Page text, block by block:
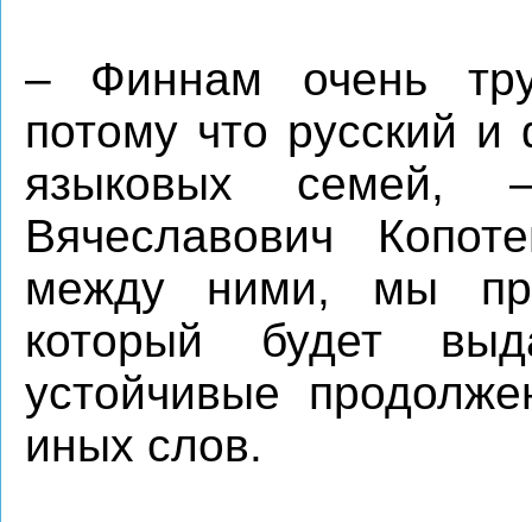
– Финнам очень
потому что русский
языковых семей,
Вячеславович
между ними, мы
который будет
устойчивые
иных слов.